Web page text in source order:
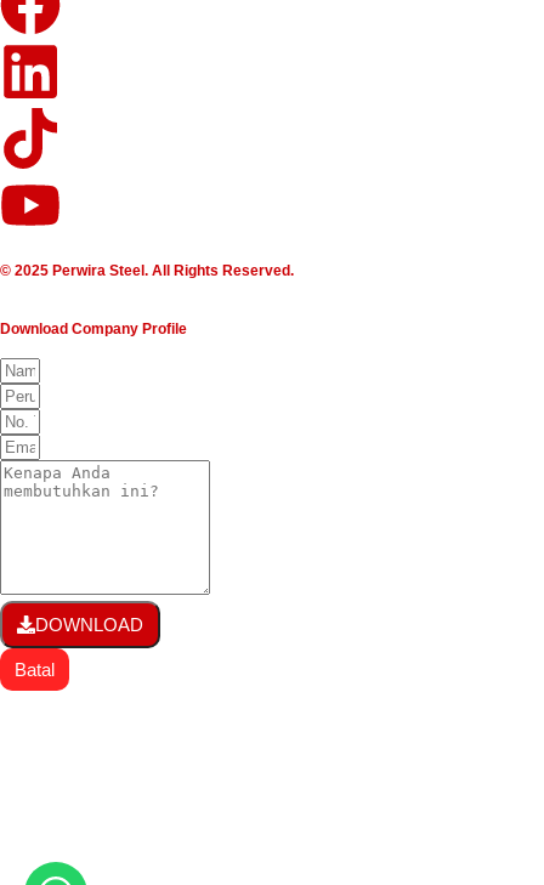
© 2025 Perwira Steel. All Rights Reserved.
Download Company Profile
DOWNLOAD
Batal